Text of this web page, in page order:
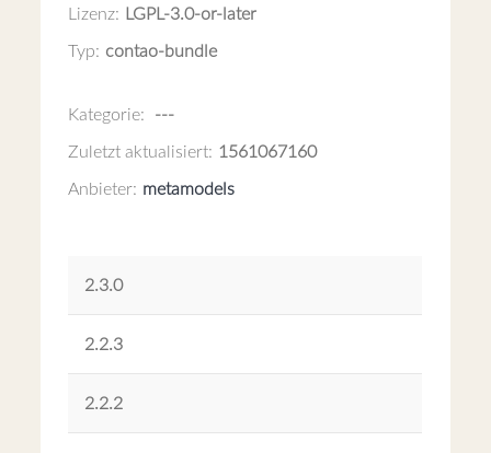
Lizenz: LGPL-3.0-or-later
Typ: contao-bundle
Kategorie: ---
Zuletzt aktualisiert: 1561067160
Anbieter: metamodels
2.3.0
2.2.3
2.2.2